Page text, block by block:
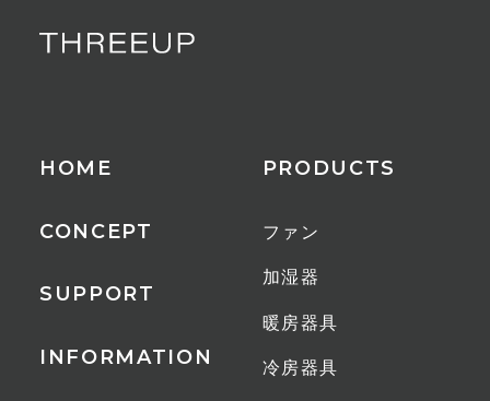
衣類乾燥モード、節電センサーモー
付属品
リモコン
HOME
CONCEPT
SUPPORT
INFORMATION
PRODUCTS
ファン
加湿器
暖房器具
冷房器具